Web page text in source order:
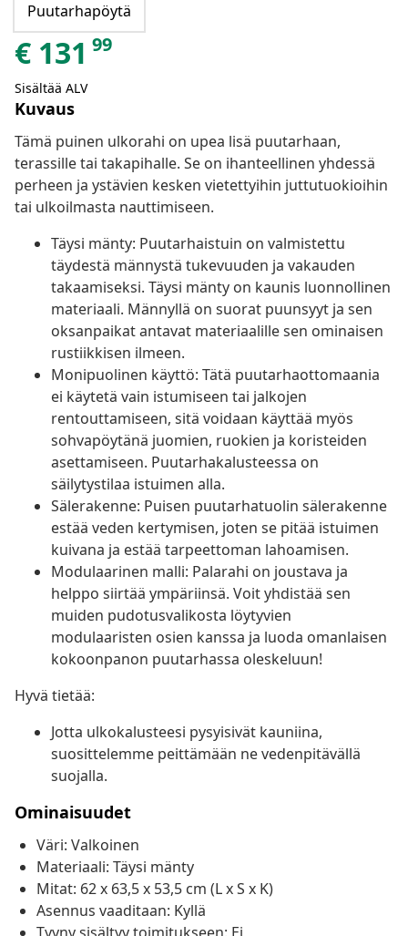
Puutarhapöytä
€ 131 99
Sisältää ALV
Kuvaus
Tämä puinen ulkorahi on upea lisä puutarhaan,
terassille tai takapihalle. Se on ihanteellinen yhdessä
perheen ja ystävien kesken vietettyihin juttutuokioihin
tai ulkoilmasta nauttimiseen.
Täysi mänty: Puutarhaistuin on valmistettu
täydestä männystä tukevuuden ja vakauden
takaamiseksi. Täysi mänty on kaunis luonnollinen
materiaali. Männyllä on suorat puunsyyt ja sen
oksanpaikat antavat materiaalille sen ominaisen
rustiikkisen ilmeen.
Monipuolinen käyttö: Tätä puutarhaottomaania
ei käytetä vain istumiseen tai jalkojen
rentouttamiseen, sitä voidaan käyttää myös
sohvapöytänä juomien, ruokien ja koristeiden
asettamiseen. Puutarhakalusteessa on
säilytystilaa istuimen alla.
Sälerakenne: Puisen puutarhatuolin sälerakenne
estää veden kertymisen, joten se pitää istuimen
kuivana ja estää tarpeettoman lahoamisen.
Modulaarinen malli: Palarahi on joustava ja
helppo siirtää ympäriinsä. Voit yhdistää sen
muiden pudotusvalikosta löytyvien
modulaaristen osien kanssa ja luoda omanlaisen
kokoonpanon puutarhassa oleskeluun!
Hyvä tietää:
Jotta ulkokalusteesi pysyisivät kauniina,
suosittelemme peittämään ne vedenpitävällä
suojalla.
Ominaisuudet
Väri: Valkoinen
Materiaali: Täysi mänty
Mitat: 62 x 63,5 x 53,5 cm (L x S x K)
Asennus vaaditaan: Kyllä